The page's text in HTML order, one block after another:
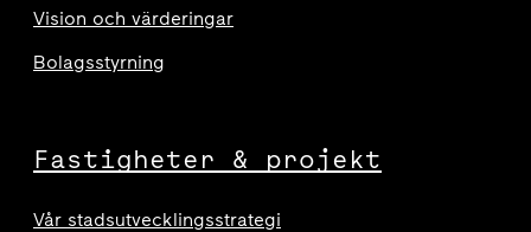
Vision och värderingar
Bolagsstyrning
Fastigheter & projekt
Vår stadsutvecklingsstrategi